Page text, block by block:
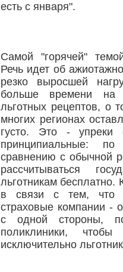
есть с января".
Самой "горячей"
Речь идет об
резко выросшей
больше времени на
льготных рецептов, о
многих регионах
густо. Это - упреки
принципиальные:
сравнению с обычной
рассчитываться
льготникам бесплатно.
в связи с тем, что
страховые компании -
с одной стороны,
поликлиники,
исключительно